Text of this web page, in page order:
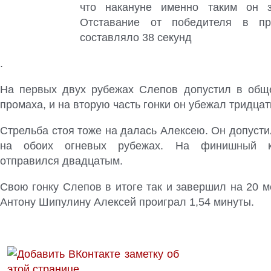
что накануне именно таким он
Отставание от победителя в
составляло 38 секунд
.
На первых двух рубежах Слепов допустил в
промаха, и на вторую часть гонки он убежал
Стрельба стоя тоже на далась Алексею. Он
на обоих огневых рубежах. На финишный
отправился двадцатым.
Свою гонку Слепов в итоге так и завершил на 20
Антону Шипулину Алексей проиграл 1,54 минуты.